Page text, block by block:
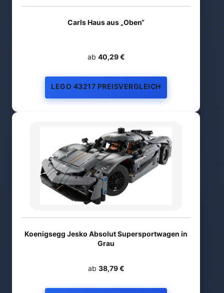
Carls Haus aus „Oben“
ab 40,29 €
LEGO 43217 PREISVERGLEICH
Koenigsegg Jesko Absolut Supersportwagen in
Grau
ab 38,79 €